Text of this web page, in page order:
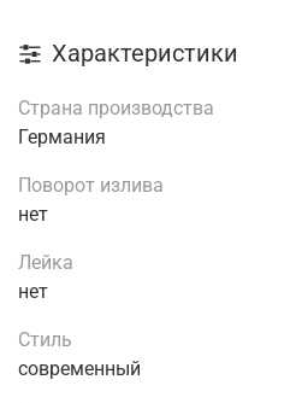
Характеристики
Страна производства
Германия
Поворот излива
нет
Лейка
нет
Стиль
современный